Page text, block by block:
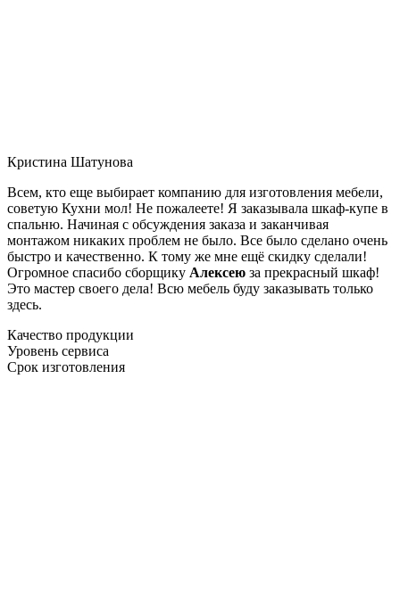
Кристина Шатунова
Всем, кто еще выбирает компанию для изготовления мебели,
советую Кухни мол! Не пожалеете! Я заказывала шкаф-купе в
спальню. Начиная с обсуждения заказа и заканчивая
монтажом никаких проблем не было. Все было сделано очень
быстро и качественно. К тому же мне ещё скидку сделали!
Огромное спасибо сборщику Алексею за прекрасный шкаф!
Это мастер своего дела! Всю мебель буду заказывать только
здесь.
Качество продукции
Уровень сервиса
Срок изготовления